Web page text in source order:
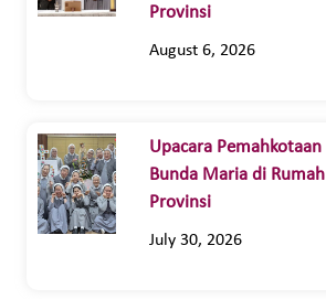
Provinsi
August 6, 2026
Upacara Pemahkotaan
Bunda Maria di Rumah
Provinsi
July 30, 2026